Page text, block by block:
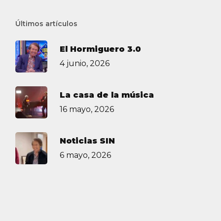
Últimos artículos
El Hormiguero 3.0
4 junio, 2026
La casa de la música
16 mayo, 2026
Noticias SIN
6 mayo, 2026